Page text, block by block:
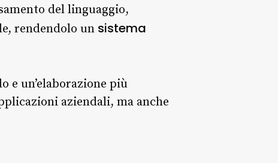
del linguaggio,
rendendolo un sistema
un’elaborazione più
aziendali, ma anche